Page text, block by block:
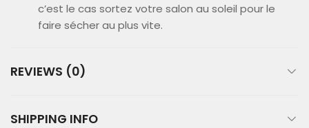
c’est le cas sortez votre salon au soleil pour le
faire sécher au plus vite.
REVIEWS (0)
SHIPPING INFO